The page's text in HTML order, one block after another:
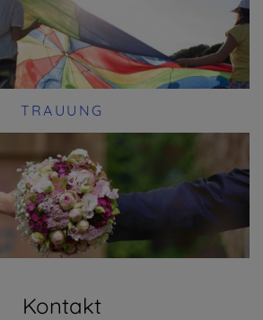
TRAUUNG
Kontakt